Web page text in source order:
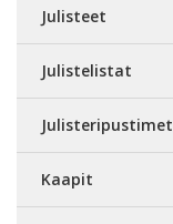
Julisteet
Julistelistat
Julisteripustimet
Kaapit